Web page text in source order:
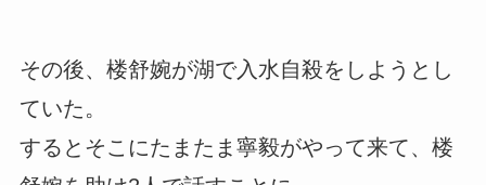
その後、楼舒婉が湖で入水自殺をしようとし
ていた。
するとそこにたまたま寧毅がやって来て、楼